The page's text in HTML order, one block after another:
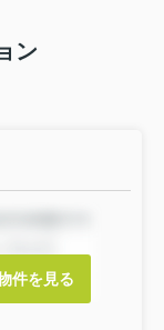
ン
件を見る